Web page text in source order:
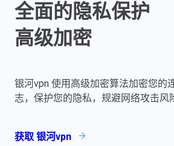
全面的隐私保护
高级加密
银河vpn 使用高级加密算法加密您的
志，保护您的隐私，规避网络攻击风
获取 银河vpn